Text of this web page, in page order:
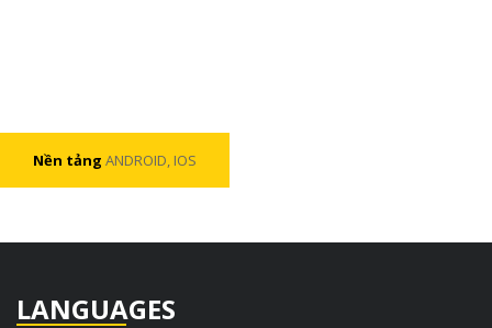
Nền tảng ANDROID, IOS
LANGUAGES